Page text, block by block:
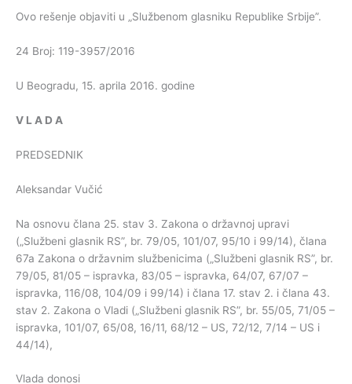
Ovo rešenje objaviti u „Službenom glasniku Republike Srbije”.
24 Broj: 119-3957/2016
U Beogradu, 15. aprila 2016. godine
V L A D A
PREDSEDNIK
Aleksandar Vučić
Na osnovu člana 25. stav 3. Zakona o državnoj upravi
(„Službeni glasnik RS”, br. 79/05, 101/07, 95/10 i 99/14), člana
67a Zakona o državnim službenicima („Službeni glasnik RS”, br.
79/05, 81/05 – ispravka, 83/05 – ispravka, 64/07, 67/07 –
ispravka, 116/08, 104/09 i 99/14) i člana 17. stav 2. i člana 43.
stav 2. Zakona o Vladi („Službeni glasnik RS”, br. 55/05, 71/05 –
ispravka, 101/07, 65/08, 16/11, 68/12 – US, 72/12, 7/14 – US i
44/14),
Vlada donosi